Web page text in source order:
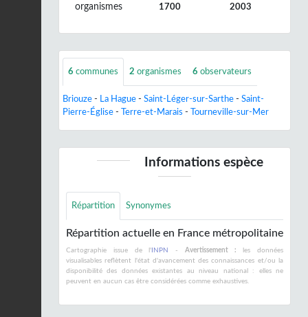
organismes 1700 2003
6 communes 2 organismes 6 observateurs
Briouze - La Hague - Saint-Léger-sur-Sarthe - Saint-
Pierre-Église - Terre-et-Marais - Tourneville-sur-Mer
Informations espèce
Répartition Synonymes
Répartition actuelle en France métropolitaine
Cartographie issue de l' INPN - Avertissement : les données
visualisables reflètent l'état d'avancement des connaissances et/ou la
disponibilité des données existantes au niveau national : elles ne
peuvent en aucun cas être considérées comme exhaustives.